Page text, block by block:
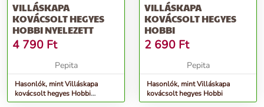
VILLÁSKAPA
KOVÁCSOLT HEGYES
HOBBI NYELEZETT
4 790 Ft
Pepita
Hasonlók, mint Villáskapa
kovácsolt hegyes Hobbi
NYELEZETT
VILLÁSKAPA
KOVÁCSOLT HEGYES
HOBBI
2 690 Ft
Pepita
Hasonlók, mint Villáskapa
kovácsolt hegyes Hobbi